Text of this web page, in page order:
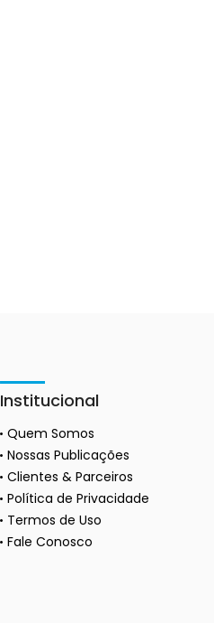
Institucional
Quem Somos
Nossas Publicações
Clientes & Parceiros
Política de Privacidade
Termos de Uso
Fale Conosco